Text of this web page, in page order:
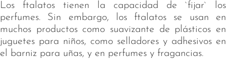
Los ftalatos tienen la capacidad de `fijar` los
perfumes. Sin embargo, los ftalatos se usan en
muchos productos como suavizante de plásticos en
juguetes para niños, como selladores y adhesivos en
el barniz para uñas, y en perfumes y fragancias.